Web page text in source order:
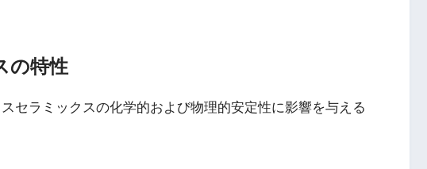
の特性
セラミックスの化学的および物理的安定性に影響を与える